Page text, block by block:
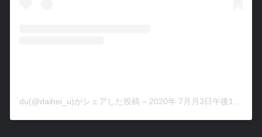
du(@daihei_u)がシェアした投稿 – 2020年 7月月3日午後11時08分PDT